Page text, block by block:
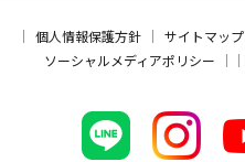
個人情報保護方針 サイトマップ
ソーシャルメディアポリシー